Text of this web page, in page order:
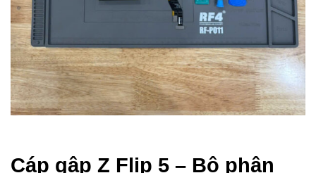
Cáp gập Z Flip 5 – Bộ phận